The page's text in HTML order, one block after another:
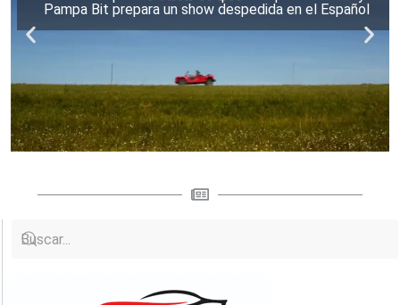
Pampa Bit prepara un show despedida en el Español